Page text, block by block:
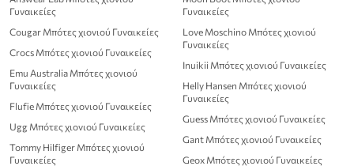
Γυναικείες
Cougar Μπότες χιονιού Γυναικείες
Crocs Μπότες χιονιού Γυναικείες
Emu Australia Μπότες χιονιού
Γυναικείες
Flufie Μπότες χιονιού Γυναικείες
Ugg Μπότες χιονιού Γυναικείες
Tommy Hilfiger Μπότες χιονιού
Γυναικείες
Γυναικείες
Love Moschino Μπότες χιονιού
Γυναικείες
Inuikii Μπότες χιονιού Γυναικείες
Helly Hansen Μπότες χιονιού
Γυναικείες
Guess Μπότες χιονιού Γυναικείες
Gant Μπότες χιονιού Γυναικείες
Geox Μπότες χιονιού Γυναικείες